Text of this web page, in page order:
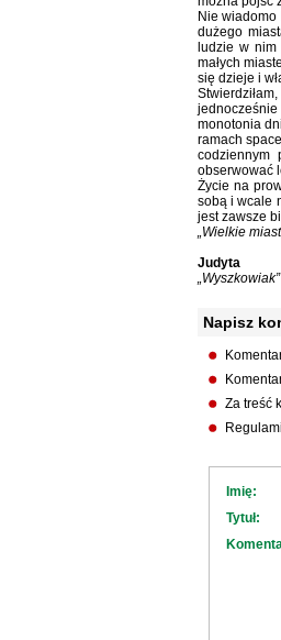
Nie wiadomo
dużego
ludzie w
małych
się dzieje i
monotonia
ramach
codziennym
obserwować
Życie na
sobą i wcale
jest zawsze
„Wielkie
Judyta
Napisz
Za treść
Imię:
Tytuł: